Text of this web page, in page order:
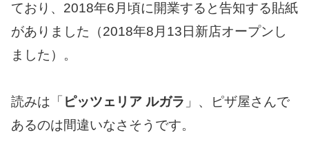
ており、2018年6月頃に開業すると告知する貼紙
がありました（2018年8月13日新店オープンし
ました）。
読みは「 ピッツェリア ルガラ 」、ピザ屋さんで
あるのは間違いなさそうです。